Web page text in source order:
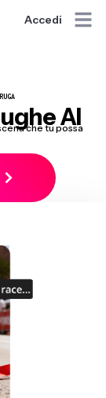
Accedi
AI
che tu possa